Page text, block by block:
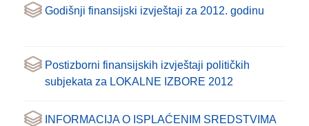
Godišnji finansijski izvještaji za 2012. godinu
Postizborni finansijskih izvještaji političkih
subjekata za LOKALNE IZBORE 2012
INFORMACIJA O ISPLAĆENIM SREDSTVIMA